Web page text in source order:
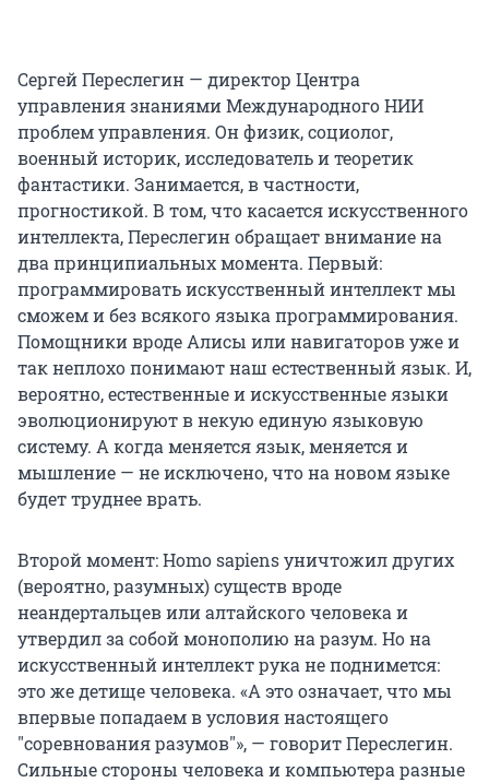
Сергей Переслегин — директор Центра
управления знаниями Международного НИИ
проблем управления. Он физик, социолог,
военный историк, исследователь и теоретик
фантастики. Занимается, в частности,
прогностикой. В том, что касается искусственного
интеллекта, Переслегин обращает внимание на
два принципиальных момента. Первый:
программировать искусственный интеллект мы
сможем и без всякого языка программирования.
Помощники вроде Алисы или навигаторов уже и
так неплохо понимают наш естественный язык. И,
вероятно, естественные и искусственные языки
эволюционируют в некую единую языковую
систему. А когда меняется язык, меняется и
мышление — не исключено, что на новом языке
будет труднее врать.
Второй момент: Homo sapiens уничтожил других
(вероятно, разумных) существ вроде
неандертальцев или алтайского человека и
утвердил за собой монополию на разум. Но на
искусственный интеллект рука не поднимется:
это же детище человека. «А это означает, что мы
впервые попадаем в условия настоящего
"соревнования разумов"», — говорит Переслегин.
Сильные стороны человека и компьютера разные